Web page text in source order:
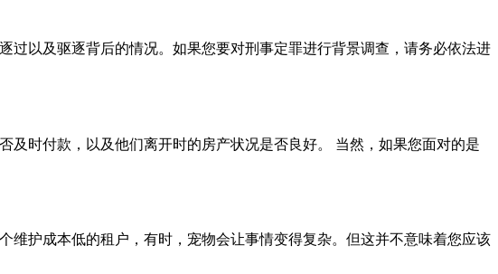
以及驱逐背后的情况。如果您要对刑事定罪进行背景调查，请务必依法进
及时付款，以及他们离开时的房产状况是否良好。 当然，如果您面对的是
护成本低的租户，有时，宠物会让事情变得复杂。但这并不意味着您应该